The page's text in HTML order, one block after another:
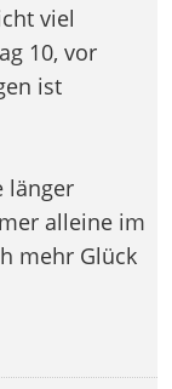
viel
10, vor
ist
länger
alleine im
mehr Glück